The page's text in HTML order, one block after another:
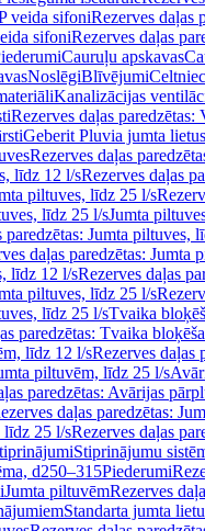
veida sifoniRezerves daļas
sifoniRezerves daļas
Cauruļu apskavas
NoslēgiBlīvējumi
Kanalizācijas
Rezerves daļas paredzētas:
Geberit Pluvia jumta
Rezerves daļas
līdz 12 l/sRezerves daļas
piltuves, līdz 25 l/s
līdz 25 l/sJumta
paredzētas: Jumta piltuves,
daļas paredzētas: Jumta
līdz 12 l/sRezerves daļas
piltuves, līdz 25 l/s
līdz 25 l/sTvaika
paredzētas: Tvaika
līdz 12 l/sRezerves daļas
piltuvēm, līdz 25 l/s
paredzētas: Avārijas
daļas paredzētas:
līdz 25 l/sRezerves daļas
Stiprinājumu
d250–315Piederumi
Jumta piltuvēmRezerves
Standarta jumta